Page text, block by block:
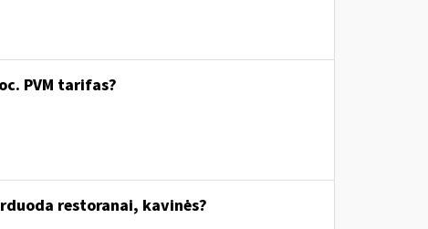
PVM tarifas?
restoranai, kavinės?